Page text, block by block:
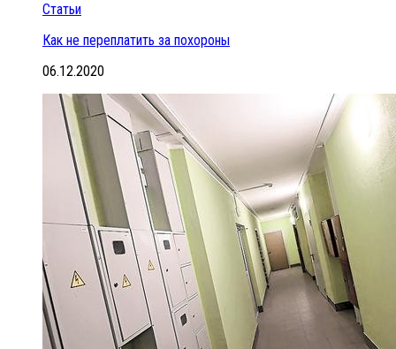
Статьи
Как не переплатить за похороны
06.12.2020